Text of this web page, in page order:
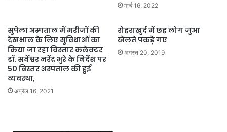
मार्च 16, 2022
सुपेला अस्पताल में मरीजों की
देखभाल के लिए सुविधाओं का
किया जा रहा विस्तार कलेक्टर
डॉ. सर्वेश्वर नरेंद्र भुरे के निर्देश पर
50 बिस्तर अस्पताल की हुई
व्यवस्था,
अप्रैल 16, 2021
रोहराखुर्द में छह लोग जुआ
खेलते पकड़े गए
अगस्त 20, 2019